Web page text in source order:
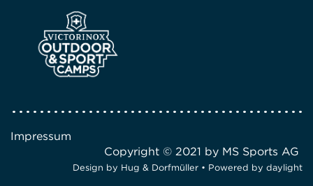
Impressum
Copyright © 2021 by MS Sports AG
Design by Hug & Dorfmüller • Powered by daylight